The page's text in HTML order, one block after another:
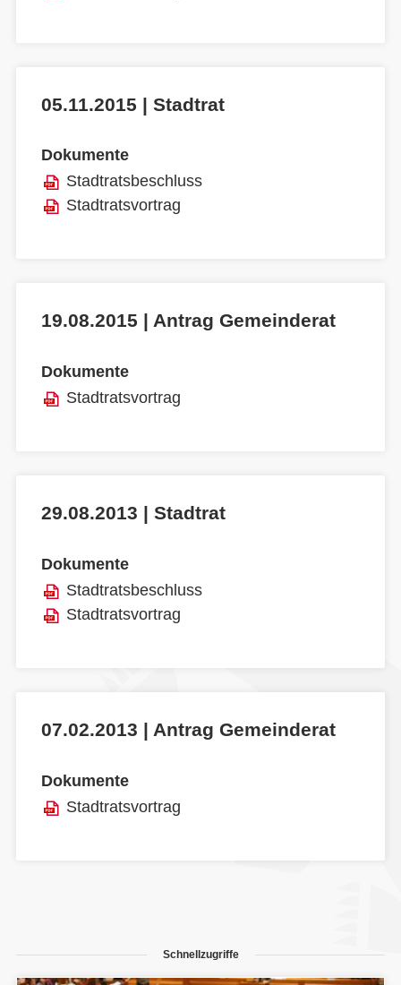
05.11.2015 | Stadtrat
Dokumente
Stadtratsbeschluss
Stadtratsvortrag
19.08.2015 | Antrag Gemeinderat
Dokumente
Stadtratsvortrag
29.08.2013 | Stadtrat
Dokumente
Stadtratsbeschluss
Stadtratsvortrag
07.02.2013 | Antrag Gemeinderat
Dokumente
Stadtratsvortrag
Schnellzugriffe